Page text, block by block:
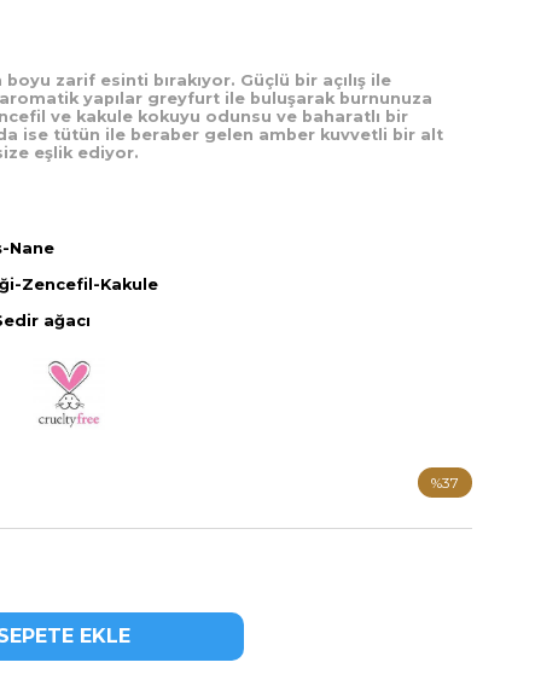
zarif esinti bırakıyor. Güçlü bir açılış ile
yapılar greyfurt ile buluşarak burnunuza
ve kakule kokuyu odunsu ve baharatlı bir
ise tütün ile beraber gelen amber kuvvetli bir alt
eşlik ediyor.
Nane
Zencefil-Kakule
ağacı
%37